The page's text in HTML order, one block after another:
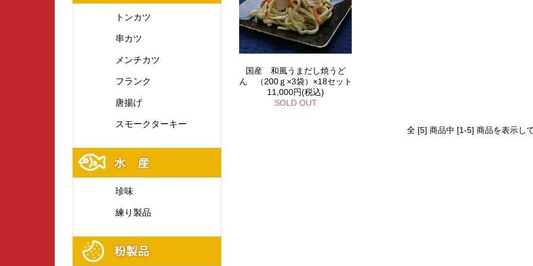
国産 和風うまだし焼うど
ん （200ｇ×3袋）×18セット
11,000円(税込)
SOLD OUT
全 [5] 商品中 [1-5] 商品を表示し
トンカツ
串カツ
メンチカツ
フランク
唐揚げ
スモークターキー
珍味
練り製品